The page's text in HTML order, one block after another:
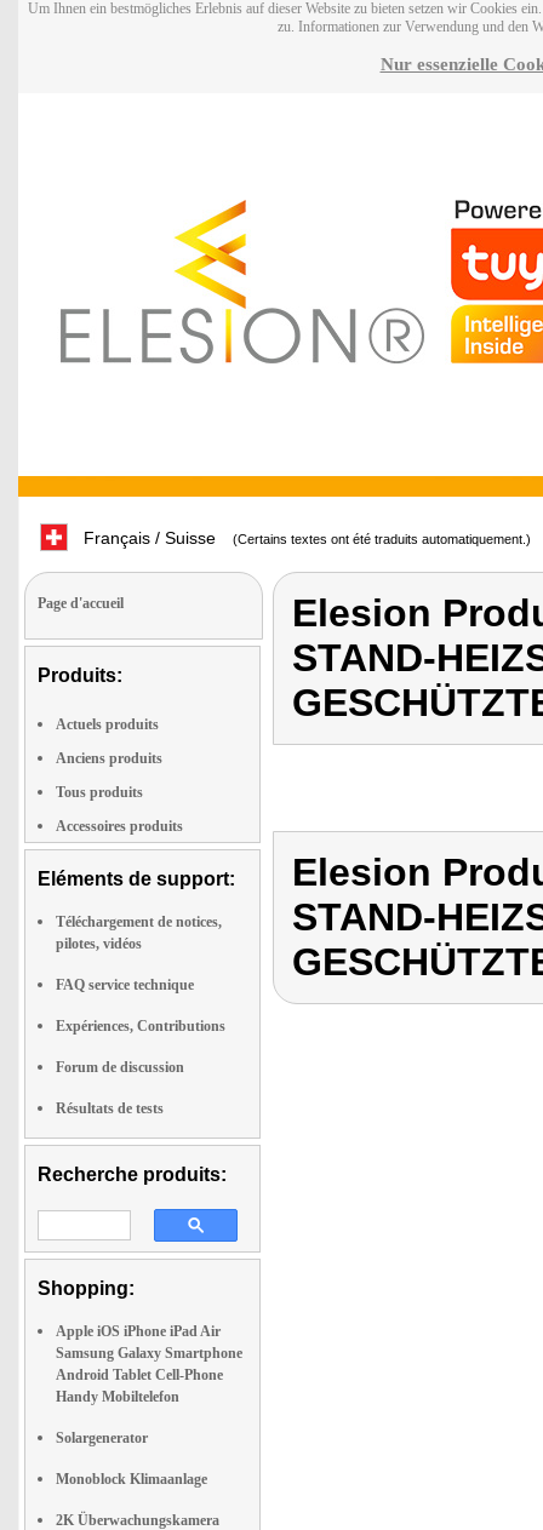
Um Ihnen ein bestmögliches Erlebnis auf dieser Website zu bieten setzen wir Cookies
zu. Informationen zur Verwendung und den
Nur essenzielle
Français / Suisse (Certains textes ont été traduits automatiquement.)
Page d'accueil
Produits:
Actuels produits
Anciens produits
Tous produits
Accessoires produits
Eléments de support:
Téléchargement de notices,
pilotes, vidéos
FAQ service technique
Expériences, Contributions
Forum de discussion
Résultats de tests
Recherche produits:
Shopping:
Apple iOS iPhone iPad Air
Samsung Galaxy Smartphone
Android Tablet Cell-Phone
Handy Mobiltelefon
Solargenerator
Monoblock Klimaanlage
2K Überwachungskamera
Elesion
STAND-
Elesion
STAND-